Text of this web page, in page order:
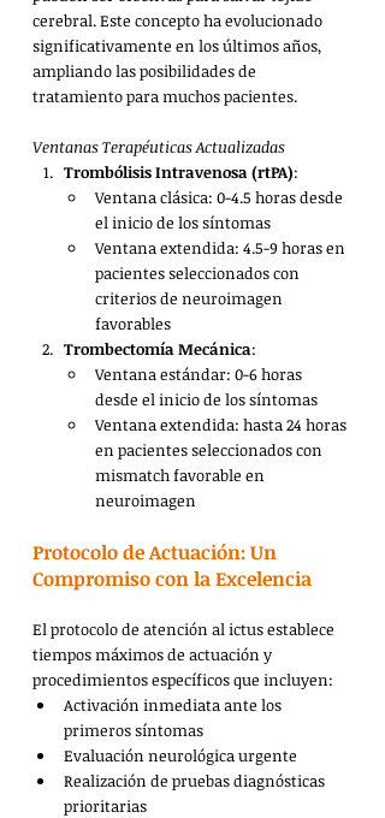
cerebral. Este concepto ha evolucionado
significativamente en los últimos años,
ampliando las posibilidades de
tratamiento para muchos pacientes.
Ventanas Terapéuticas Actualizadas
Trombólisis Intravenosa (rtPA):
Ventana clásica: 0-4.5 horas desde
el inicio de los síntomas
Ventana extendida: 4.5-9 horas en
pacientes seleccionados con
criterios de neuroimagen
favorables
Trombectomía Mecánica:
Ventana estándar: 0-6 horas
desde el inicio de los síntomas
Ventana extendida: hasta 24 horas
en pacientes seleccionados con
mismatch favorable en
neuroimagen
Protocolo de Actuación: Un
Compromiso con la Excelencia
El protocolo de atención al ictus establece
tiempos máximos de actuación y
procedimientos específicos que incluyen:
Activación inmediata ante los
primeros síntomas
Evaluación neurológica urgente
Realización de pruebas diagnósticas
prioritarias